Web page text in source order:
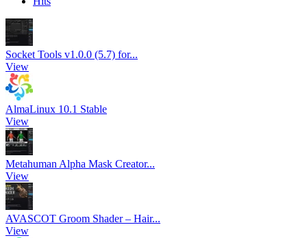
Socket Tools v1.0.0 (5.7) for...
View
AlmaLinux 10.1 Stable
View
Metahuman Alpha Mask Creator...
View
AVASCOT Groom Shader – Hair...
View